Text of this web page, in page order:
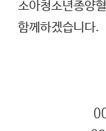
소아청소년종양
함께하겠습니다.